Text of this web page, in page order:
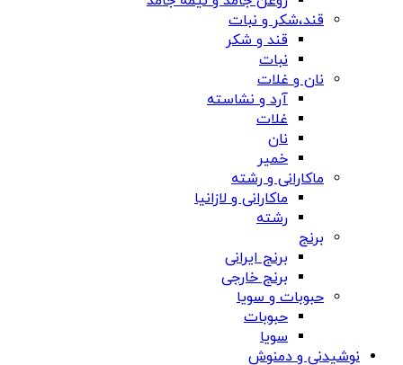
قند،شکر و نبات
قند و شکر
نبات
نان و غلات
آرد و نشاسته
غلات
نان
خمیر
ماکارانی و رشته
ماکارانی و لازانیا
رشته
برنج
برنج ایرانی
برنج خارجی
حبوبات و سویا
حبوبات
سویا
نوشیدنی و دمنوش